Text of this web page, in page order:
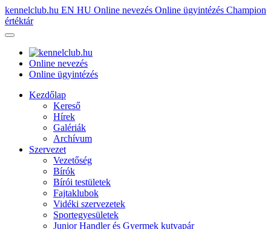
kennelclub.hu EN HU Online nevezés Online ügyintézés Champion
értéktár
Online nevezés
Online ügyintézés
Kezdőlap
Kereső
Hírek
Galériák
Archívum
Szervezet
Vezetőség
Bírók
Bírói testületek
Fajtaklubok
Vidéki szervezetek
Sportegyesületek
Junior Handler és Gyermek kutyapár